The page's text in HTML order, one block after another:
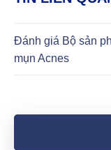
Đánh giá Bộ sản
mụn Acnes